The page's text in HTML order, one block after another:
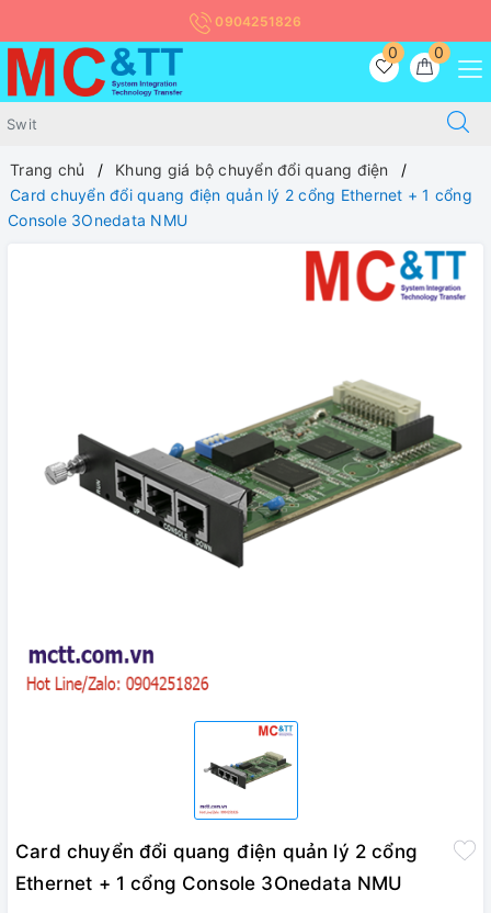
0904251826
0
0
Trang chủ
Khung giá bộ chuyển đổi quang điện
Card chuyển đổi quang điện quản lý 2 cổng Ethernet + 1 cổng
Console 3Onedata NMU
Card chuyển đổi quang điện quản lý 2 cổng
Ethernet + 1 cổng Console 3Onedata NMU